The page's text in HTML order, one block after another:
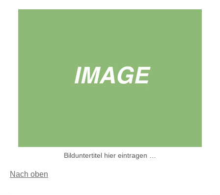
Bilduntertitel hier eintragen …
Nach oben